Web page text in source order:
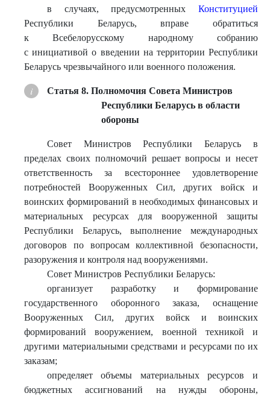
в случаях, предусмотренных Конституцией
Республики Беларусь, вправе обратиться
к Всебелорусскому народному собранию
с инициативой о введении на территории Республики
Беларусь чрезвычайного или военного положения.
Статья 8. Полномочия Совета Министров
Республики Беларусь в области
обороны
Совет Министров Республики Беларусь в
пределах своих полномочий решает вопросы и несет
ответственность за всестороннее удовлетворение
потребностей Вооруженных Сил, других войск и
воинских формирований в необходимых финансовых и
материальных ресурсах для вооруженной защиты
Республики Беларусь, выполнение международных
договоров по вопросам коллективной безопасности,
разоружения и контроля над вооружениями.
Совет Министров Республики Беларусь:
организует разработку и формирование
государственного оборонного заказа, оснащение
Вооруженных Сил, других войск и воинских
формирований вооружением, военной техникой и
другими материальными средствами и ресурсами по их
заказам;
определяет объемы материальных ресурсов и
бюджетных ассигнований на нужды обороны,